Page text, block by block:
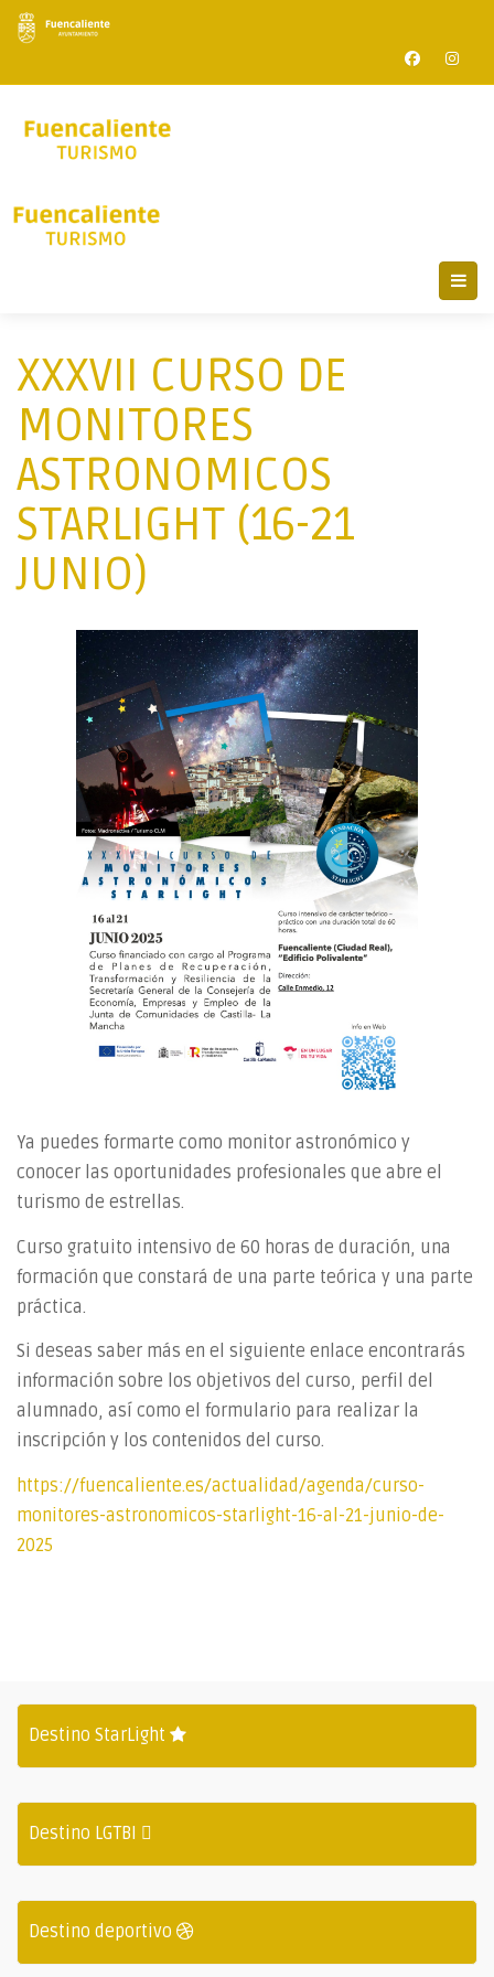
XXXVII CURSO DE
MONITORES
ASTRONOMICOS
STARLIGHT (16-21
JUNIO)
Ya puedes formarte como monitor astronómico y
conocer las oportunidades profesionales que abre el
turismo de estrellas.
Curso gratuito intensivo de 60 horas de duración, una
formación que constará de una parte teórica y una parte
práctica.
Si deseas saber más en el siguiente enlace encontrarás
información sobre los objetivos del curso, perfil del
alumnado, así como el formulario para realizar la
inscripción y los contenidos del curso.
https://fuencaliente.es/actualidad/agenda/curso-
monitores-astronomicos-starlight-16-al-21-junio-de-
2025
Destino StarLight
Destino LGTBI
Destino deportivo